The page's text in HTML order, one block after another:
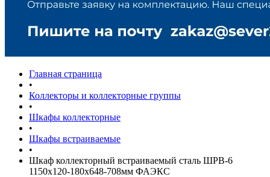
Главная страница
•
Коллекторы и коллекторные группы
•
Шкафы коллекторные
•
Шкафы встраиваемые
•
Шкаф коллекторный встраиваемый сталь ШРВ-6
1150х120-180х648-708мм ФАЭКС